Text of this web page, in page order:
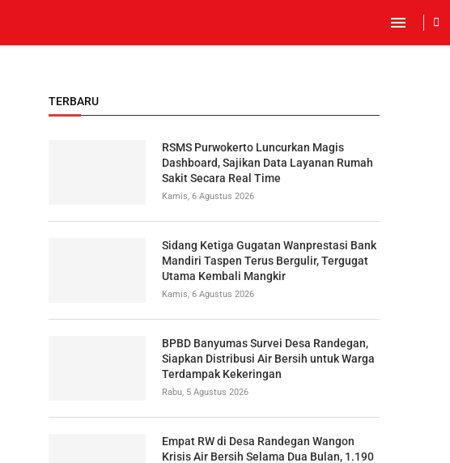
TERBARU
RSMS Purwokerto Luncurkan Magis
Dashboard, Sajikan Data Layanan Rumah
Sakit Secara Real Time
Kamis, 6 Agustus 2026
Sidang Ketiga Gugatan Wanprestasi Bank
Mandiri Taspen Terus Bergulir, Tergugat
Utama Kembali Mangkir
Kamis, 6 Agustus 2026
BPBD Banyumas Survei Desa Randegan,
Siapkan Distribusi Air Bersih untuk Warga
Terdampak Kekeringan
Rabu, 5 Agustus 2026
Empat RW di Desa Randegan Wangon
Krisis Air Bersih Selama Dua Bulan, 1.190